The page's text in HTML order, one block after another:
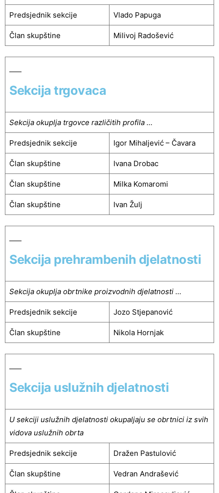
Predsjednik sekcije Vlado Papuga
Član skupštine Milivoj Radošević
Sekcija trgovaca
Sekcija okuplja trgovce različitih profila …
Predsjednik sekcije Igor Mihaljević – Čavara
Član skupštine Ivana Drobac
Član skupštine Milka Komaromi
Član skupštine Ivan Žulj
Sekcija prehrambenih djelatnosti
Sekcija okuplja obrtnike proizvodnih djelatnosti …
Predsjednik sekcije Jozo Stjepanović
Član skupštine Nikola Hornjak
Sekcija uslužnih djelatnosti
U sekciji uslužnih djelatnosti okupaljaju se obrtnici iz svih
vidova uslužnih obrta
Predsjednik sekcije Dražen Pastulović
Član skupštine Vedran Andrašević